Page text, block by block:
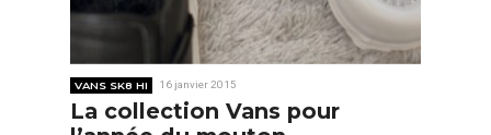
VANS SK8 HI 16 janvier 2015
La collection Vans pour